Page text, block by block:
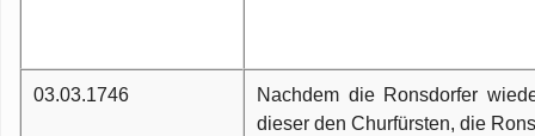
03.03.1746
Nachdem die Ronsdorfer
dieser den Churfürsten, die